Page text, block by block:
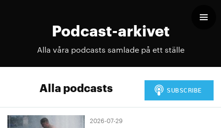
Podcast-arkivet
Alla våra podcasts samlade på ett ställe
Alla podcasts
2026-07-29